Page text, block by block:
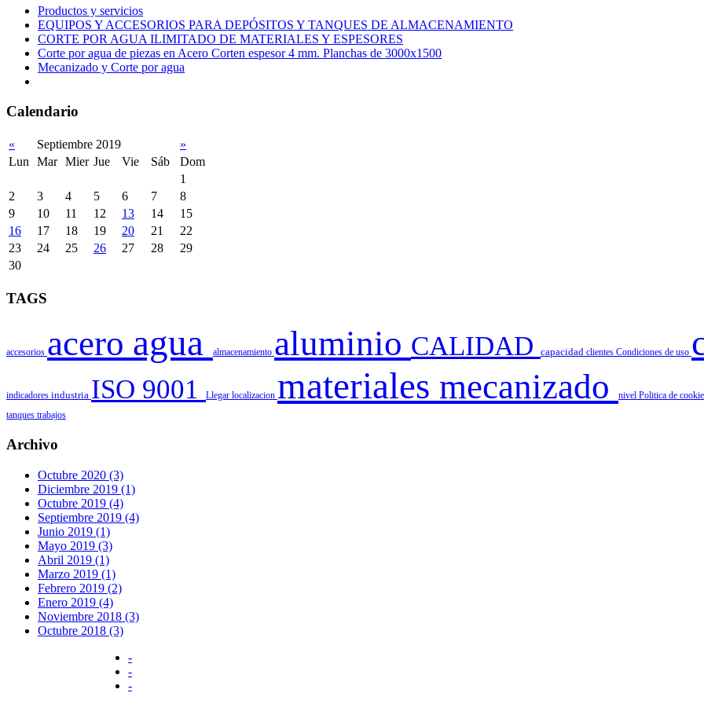
Productos y servicios
EQUIPOS Y ACCESORIOS PARA DEPÓSITOS Y TANQUES DE ALMACENAMIENTO
CORTE POR AGUA ILIMITADO DE MATERIALES Y ESPESORES
Corte por agua de piezas en Acero Corten espesor 4 mm. Planchas de 3000x1500
Mecanizado y Corte por agua
Calendario
« Septiembre 2019
»
Lun
Mar Mier Jue Vie Sáb
Dom
1
2
3 4 5 6 7
8
9
10 11 12 13 14
15
16
17 18 19 20 21
22
23
24 25 26 27 28
29
30
TAGS
accesorios acero agua almacenamiento aluminio CALIDAD capacidad clientes Condiciones de uso
indicadores industria ISO 9001 Llegar localizacion materiales mecanizado nivel Politica de
tanques trabajos
Archivo
Octubre 2020 (3)
Diciembre 2019 (1)
Octubre 2019 (4)
Septiembre 2019 (4)
Junio 2019 (1)
Mayo 2019 (3)
Abril 2019 (1)
Marzo 2019 (1)
Febrero 2019 (2)
Enero 2019 (4)
Noviembre 2018 (3)
Octubre 2018 (3)
-
-
-